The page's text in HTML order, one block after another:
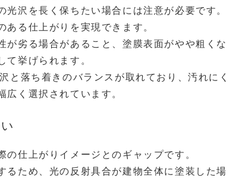
沢を長く保ちたい場合には注意が必要です。
る仕上がりを実現できます。
が劣る場合があること、塗膜表面がやや粗くな
挙げられます。
と落ち着きのバランスが取れており、汚れにく
く選択されています。
仕上がりイメージとのギャップです。
るため、光の反射具合が建物全体に塗装した場